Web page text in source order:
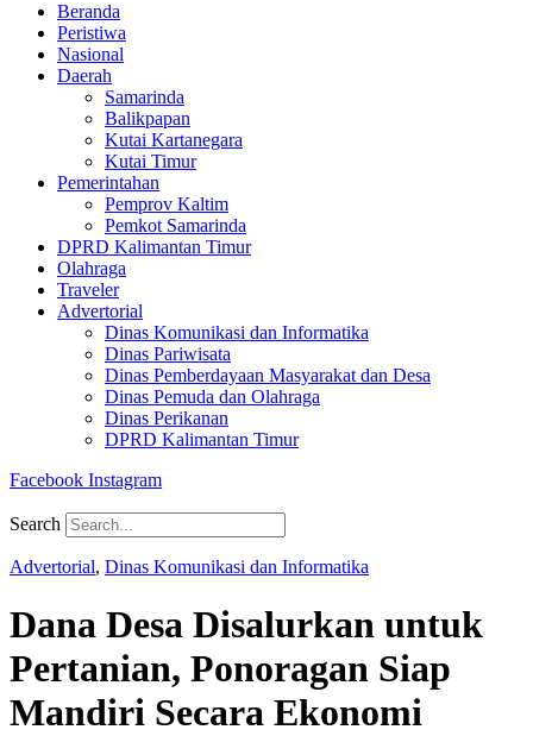
Beranda
Peristiwa
Nasional
Daerah
Samarinda
Balikpapan
Kutai Kartanegara
Kutai Timur
Pemerintahan
Pemprov Kaltim
Pemkot Samarinda
DPRD Kalimantan Timur
Olahraga
Traveler
Advertorial
Dinas Komunikasi dan Informatika
Dinas Pariwisata
Dinas Pemberdayaan Masyarakat dan Desa
Dinas Pemuda dan Olahraga
Dinas Perikanan
DPRD Kalimantan Timur
Facebook Instagram
Search
Advertorial, Dinas Komunikasi dan Informatika
Dana Desa Disalurkan untuk
Pertanian, Ponoragan Siap
Mandiri Secara Ekonomi